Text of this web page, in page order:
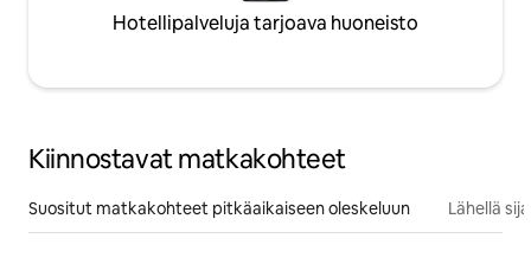
Hotellipalveluja tarjoava huoneisto
Kiinnostavat matkakohteet
Suositut matkakohteet pitkäaikaiseen oleskeluun Lähellä